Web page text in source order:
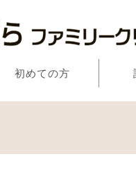
初めての方